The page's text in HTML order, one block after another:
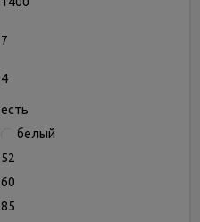
7
4
есть
белый
52
60
85